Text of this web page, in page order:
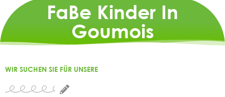
FaBe Kinder In
Goumois
WIR SUCHEN SIE FÜR UNSERE